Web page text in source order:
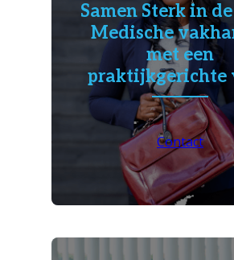
Samen Sterk in
Medische
met een
praktijkgerichte
Contact